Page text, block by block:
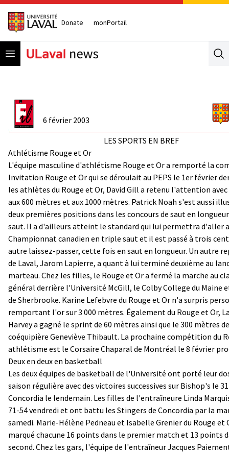
Donate monPortail
Open menu
6 février 2003
LES SPORTS EN BREF
Athlétisme Rouge et Or
L'équipe masculine d'athlétisme Rouge et Or a remporté la
Invitation Rouge et Or qui se déroulait au PEPS le 1er février
les athlètes du Rouge et Or, David Gill a retenu l'attention
aux 600 mètres et aux 1000 mètres. Patrick Noah s'est aussi
deux premières positions dans les concours de saut en
saut. Il a d'ailleurs atteint le standard qui lui permettra d'aller
Championnat canadien en triple saut et il est passé à trois
autre laissez-passer, cette fois en saut en longueur. Un autre
de Laval, Jarom Lapierre, a quant à lui terminé deuxième au
marteau. Chez les filles, le Rouge et Or a fermé la marche au
général derrière l'Université McGill, le Colby College du Maine
de Sherbrooke. Karine Lefebvre du Rouge et Or n'a surpris
remportant l'or sur 3 000 mètres. Également du Rouge et Or,
Harvey a gagné le sprint de 60 mètres ainsi que le 300 mètres
coéquipière Geneviève Thibault. La prochaine compétition du
athlétisme est le Corsaire Chaparal de Montréal le 8 février
Deux en deux en basketball
Les deux équipes de basketball de l'Université ont porté leur
saison régulière avec des victoires successives sur Bishop's le
Concordia le lendemain. Les filles de l'entraîneure Linda
71-54 vendredi et ont battu les Stingers de Concordia par la
samedi. Marie-Hélène Pedneau et Isabelle Grenier du Rouge et
marqué chacune 16 points dans le premier match et 13 points
second. Chez les gars, l'équipe de l'entraîneur Jacques